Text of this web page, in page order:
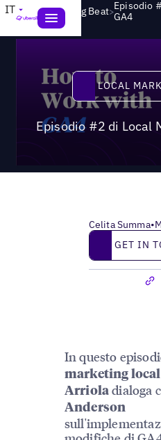
IT Local Marketing Beat>Episodio
GA4
LOCAL
Episodio #2 di Local
Celita Summa•
Get in touch
GET IN
In questo
marketing
Arriola dialoga
Anderson